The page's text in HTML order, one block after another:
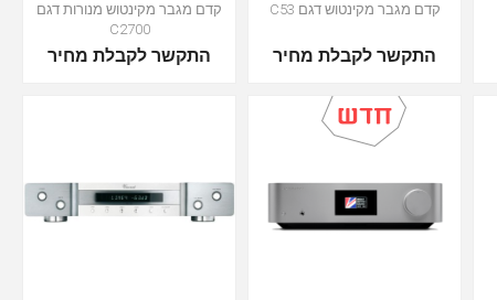
קדם מגבר מקינטוש דגם C53
התקשר לקבלת מחיר
קדם מגבר מקינטוש מנורות דגם
C2700
התקשר לקבלת מחיר